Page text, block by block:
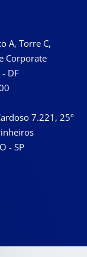
A, Torre C,
Corporate
DF
7.221, 25º
- SP